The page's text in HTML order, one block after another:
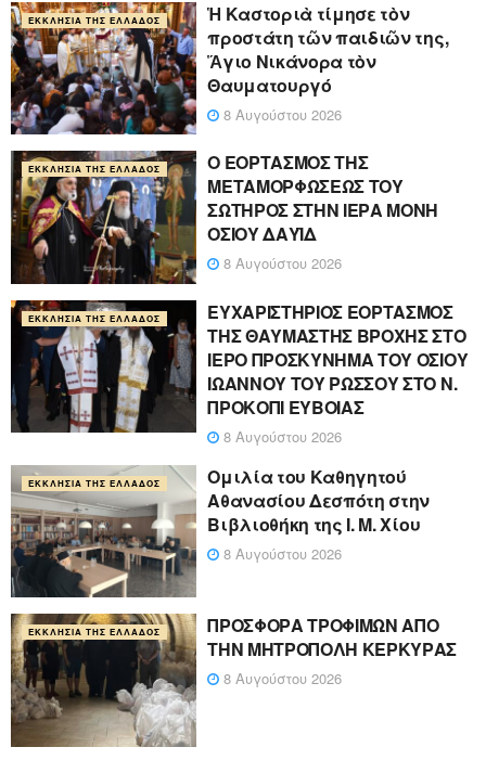
ΕΚΚΛΗΣΊΑ ΤΗΣ ΕΛΛΆΔΟΣ
Ἡ Καστοριὰ τίμησε τὸν
προστάτη τῶν παιδιῶν της,
Ἅγιο Νικάνορα τὸν
Θαυματουργό
8 Αυγούστου 2026
ΕΚΚΛΗΣΊΑ ΤΗΣ ΕΛΛΆΔΟΣ
Ο ΕΟΡΤΑΣΜΟΣ ΤΗΣ
ΜΕΤΑΜΟΡΦΩΣΕΩΣ ΤΟΥ
ΣΩΤΗΡΟΣ ΣΤΗΝ ΙΕΡΑ ΜΟΝΗ
ΟΣΙΟΥ ΔΑΥΪΔ
8 Αυγούστου 2026
ΕΚΚΛΗΣΊΑ ΤΗΣ ΕΛΛΆΔΟΣ
ΕΥΧΑΡΙΣΤΗΡΙΟΣ ΕΟΡΤΑΣΜΟΣ
ΤΗΣ ΘΑΥΜΑΣΤΗΣ ΒΡΟΧΗΣ ΣΤΟ
ΙΕΡΟ ΠΡΟΣΚΥΝΗΜΑ ΤΟΥ ΟΣΙΟΥ
ΙΩΑΝΝΟΥ ΤΟΥ ΡΩΣΣΟΥ ΣΤΟ Ν.
ΠΡΟΚΟΠΙ ΕΥΒΟΙΑΣ
8 Αυγούστου 2026
ΕΚΚΛΗΣΊΑ ΤΗΣ ΕΛΛΆΔΟΣ
Ομιλία του Καθηγητού
Αθανασίου Δεσπότη στην
Βιβλιοθήκη της Ι. Μ. Χίου
8 Αυγούστου 2026
ΕΚΚΛΗΣΊΑ ΤΗΣ ΕΛΛΆΔΟΣ
ΠΡΟΣΦΟΡΑ ΤΡΟΦΙΜΩΝ ΑΠΟ
ΤΗΝ ΜΗΤΡΟΠΟΛΗ ΚΕΡΚΥΡΑΣ
8 Αυγούστου 2026